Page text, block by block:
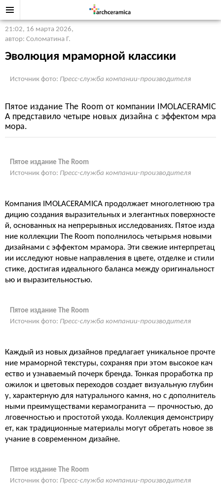
21:02, 16 марта 2026,
автор: Соломатина Г.
Эволюция мраморной классики
Источник фото: Пресс-служба компании-производителя
Пятое издание The Room от компании IMOLACERAMIC
A представило четыре новых дизайна с эффектом мра
мора.
Пятое издание The Room
Источник фото: Пресс-служба компании-производителя
Компания IMOLACERAMICA продолжает многолетнюю тра
дицию создания выразительных и элегантных поверхносте
й, основанных на непрерывных исследованиях. Пятое изда
ние коллекции The Room пополнилось четырьмя новыми
дизайнами с эффектом мрамора. Эти свежие интерпретац
ии исследуют новые направления в цвете, отделке и стили
стике, достигая идеального баланса между оригинальност
ью и выразительностью.
Пятое издание The Room
Источник фото: Пресс-служба компании-производителя
Каждый из новых дизайнов предлагает уникальное прочте
ние мраморной текстуры, сохраняя при этом высокое кач
ество и узнаваемый почерк бренда. Тонкая проработка пр
ожилок и цветовых переходов создает визуальную глубин
у, характерную для натурального камня, но с дополнитель
ными преимуществами керамогранита — прочностью, до
лговечностью и простотой ухода. Коллекция демонстриру
ет, как традиционные материалы могут обретать новое зв
учание в современном дизайне.
Пятое издание The Room
Источник фото: Пресс-служба компании-производителя